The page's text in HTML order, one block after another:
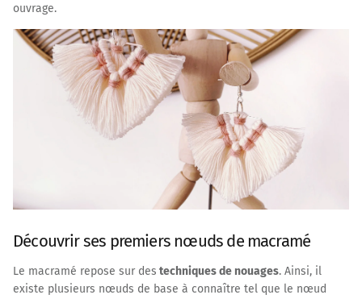
ouvrage.
Découvrir ses premiers nœuds de macramé
Le macramé repose sur des techniques de nouages. Ainsi, il
existe plusieurs nœuds de base à connaître tel que le nœud